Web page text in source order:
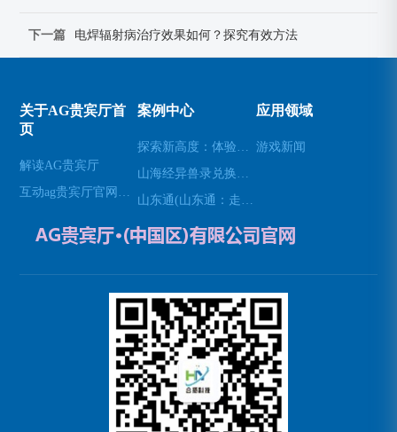
下一篇 电焊辐射病治疗效果如何？探究有效方法
关于AG贵宾厅首
页
解读AG贵宾厅
案例中心 应用领域
游戏新闻